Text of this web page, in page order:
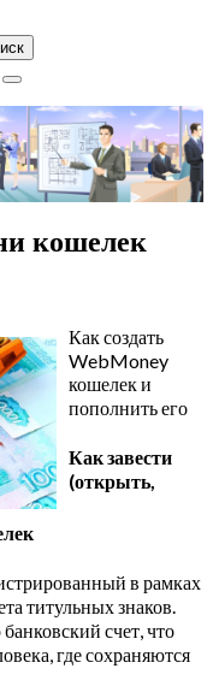
кошелек
Как создать
WebMoney
кошелек и
пополнить его
Как завести
(открыть,
в рамках
титульных знаков.
счет, что
где сохраняются